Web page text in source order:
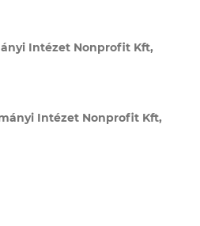
Intézet Nonprofit Kft,
Intézet Nonprofit Kft,